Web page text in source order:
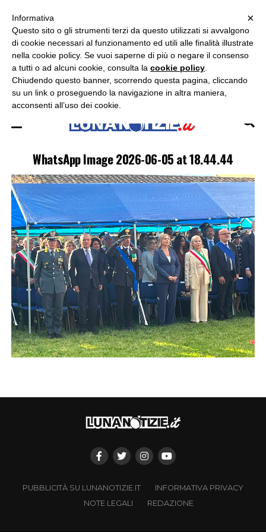
ASCOLTA RADIO LUNA
WhatsApp Image 2026-06-05 at 18.44.44
PUBBLICITÀ SU LUNANOTIZIE.IT
INFORMATIVA PRIVACY
NOTE LEGALI
REDAZIONE
×
×
Informativa
Questo sito o gli strumenti terzi da questo utilizzati si avvalgono
di cookie necessari al funzionamento ed utili alle finalità illustrate
nella cookie policy. Se vuoi saperne di più o negare il consenso
a tutti o ad alcuni cookie, consulta la cookie policy
Chiudendo questo banner, scorrendo questa pagina, cliccando
su un link o proseguendo la navigazione in altra maniera,
acconsenti all’uso dei cookie.